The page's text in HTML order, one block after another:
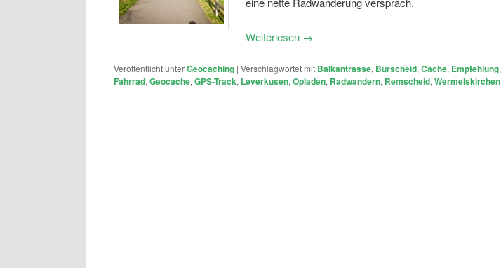
Weiterlesen →
Veröffentlicht unterGeocaching | Verschlagwortet mit Balkantrasse, Burscheid, Cache, Empfehlung,
Fahrrad, Geocache, GPS-Track, Leverkusen, Opladen, Radwandern, Remscheid, Wermelskirchen